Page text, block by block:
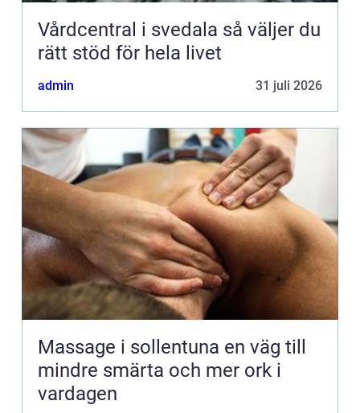
Vårdcentral i svedala så väljer du
rätt stöd för hela livet
admin 31 juli 2026
Massage i sollentuna en väg till
mindre smärta och mer ork i
vardagen